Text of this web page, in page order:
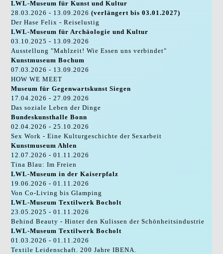
LWL-Museum für Kunst und Kultur
28.03.2026 - 13.09.2026(verlängert bis 03.01.2027)
Der Hase Felix - Reiselustig
LWL-Museum für Archäologie und Kultur
03.10.2025 - 13.09.2026
Ausstellung "Mahlzeit! Wie Essen uns verbindet"
Kunstmuseum Bochum
07.03.2026 - 13.09.2026
HOW WE MEET
Museum für Gegenwartskunst Siegen
17.04.2026 - 27.09.2026
Das soziale Leben der Dinge
Bundeskunsthalle Bonn
02.04.2026 - 25.10.2026
Sex Work - Eine Kulturgeschichte der Sexarbeit
Kunstmuseum Ahlen
12.07.2026 - 01.11.2026
Tina Blau: Im Freien
LWL-Museum in der Kaiserpfalz
19.06.2026 - 01.11.2026
Von Co-Living bis Glamping
LWL-Museum Textilwerk Bocholt
23.05.2025 - 01.11.2026
Behind Beauty - Hinter den Kulissen der Schönheitsindustrie
LWL-Museum Textilwerk Bocholt
01.03.2026 - 01.11.2026
Textile Leidenschaft. 200 Jahre IBENA.